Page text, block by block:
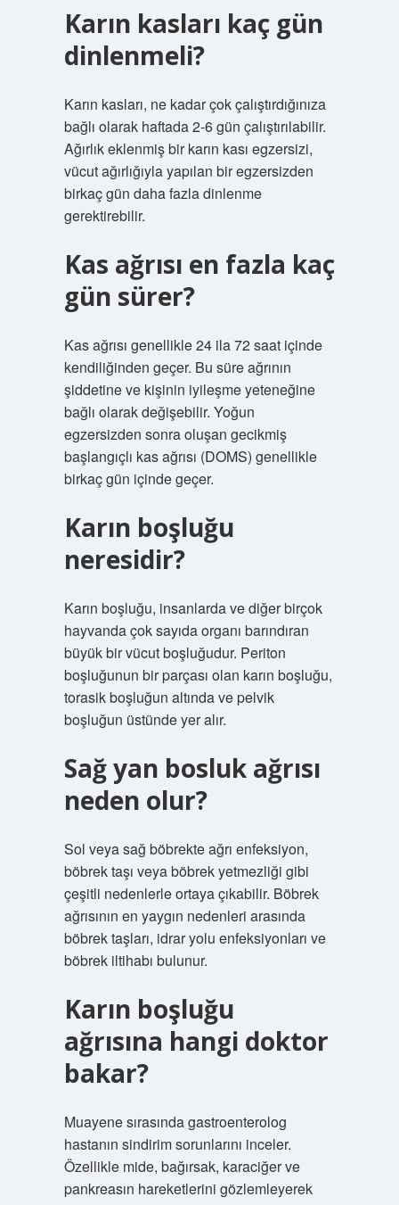
Karın kasları kaç gün
dinlenmeli?
Karın kasları, ne kadar çok çalıştırdığınıza
bağlı olarak haftada 2-6 gün çalıştırılabilir.
Ağırlık eklenmiş bir karın kası egzersizi,
vücut ağırlığıyla yapılan bir egzersizden
birkaç gün daha fazla dinlenme
gerektirebilir.
Kas ağrısı en fazla kaç
gün sürer?
Kas ağrısı genellikle 24 ila 72 saat içinde
kendiliğinden geçer. Bu süre ağrının
şiddetine ve kişinin iyileşme yeteneğine
bağlı olarak değişebilir. Yoğun
egzersizden sonra oluşan gecikmiş
başlangıçlı kas ağrısı (DOMS) genellikle
birkaç gün içinde geçer.
Karın boşluğu
neresidir?
Karın boşluğu, insanlarda ve diğer birçok
hayvanda çok sayıda organı barındıran
büyük bir vücut boşluğudur. Periton
boşluğunun bir parçası olan karın boşluğu,
torasik boşluğun altında ve pelvik
boşluğun üstünde yer alır.
Sağ yan bosluk ağrısı
neden olur?
Sol veya sağ böbrekte ağrı enfeksiyon,
böbrek taşı veya böbrek yetmezliği gibi
çeşitli nedenlerle ortaya çıkabilir. Böbrek
ağrısının en yaygın nedenleri arasında
böbrek taşları, idrar yolu enfeksiyonları ve
böbrek iltihabı bulunur.
Karın boşluğu
ağrısına hangi doktor
bakar?
Muayene sırasında gastroenterolog
hastanın sindirim sorunlarını inceler.
Özellikle mide, bağırsak, karaciğer ve
pankreasın hareketlerini gözlemleyerek